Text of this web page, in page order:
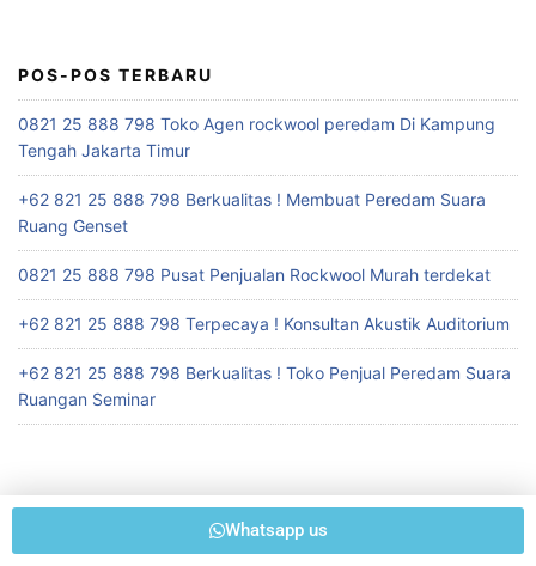
POS-POS TERBARU
0821 25 888 798 Toko Agen rockwool peredam Di Kampung
Tengah Jakarta Timur
+62 821 25 888 798 Berkualitas ! Membuat Peredam Suara
Ruang Genset
0821 25 888 798 Pusat Penjualan Rockwool Murah terdekat
+62 821 25 888 798 Terpecaya ! Konsultan Akustik Auditorium
+62 821 25 888 798 Berkualitas ! Toko Penjual Peredam Suara
Ruangan Seminar
Whatsapp us